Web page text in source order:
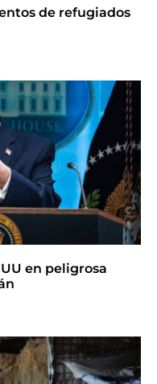
de refugiados
en peligrosa